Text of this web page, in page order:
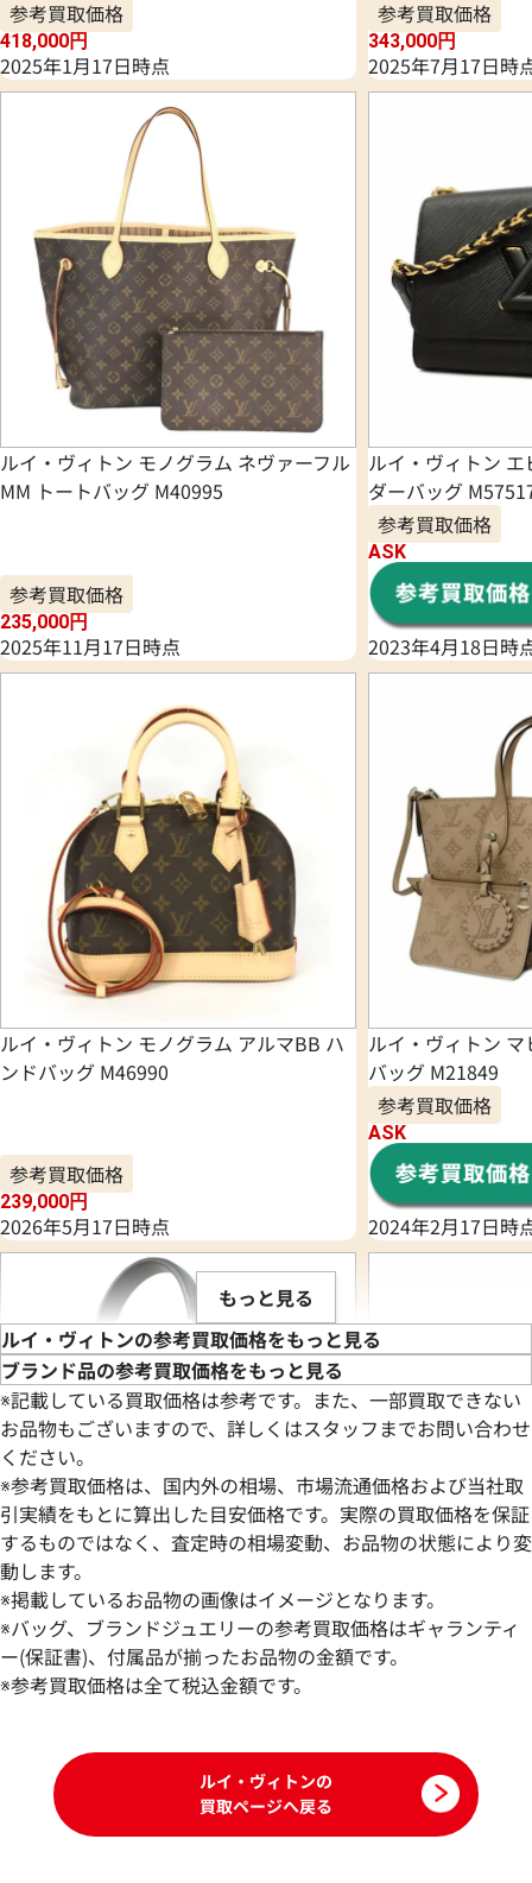
参考買取価格
418,000円
2025年1月17日時点
参考買取価格
343,000円
2025年7月17日時
ルイ・ヴィトン モノグラム ネヴァーフル
MM トートバッグ M40995
参考買取価格
235,000円
2025年11月17日時点
ルイ・ヴィトン
ダーバッグ
参考買取価格
ASK
2023年4月18日時
ルイ・ヴィトン モノグラム アルマBB ハ
ンドバッグ M46990
参考買取価格
239,000円
2026年5月17日時点
ルイ・ヴィトン
バッグ M21849
参考買取価格
ASK
2024年2月17日時
ルイ・ヴィトン モノグラムアンプラント
ネオノエBB ハンドバッグ M46734
2025年6月17日時点
ルイ・ヴィトン
リオメッセンジャ
2024年5月3日時点
もっと見る
ルイ・ヴィトンの参考買取価格をもっと見る
ブランド品の参考買取価格をもっと見る
※記載している買取価格は参考です。また、一部買取できない
お品物もございますので、詳しくはスタッフまでお問い合わせ
ください。
※参考買取価格は、国内外の相場、市場流通価格および当社取
引実績をもとに算出した目安価格です。実際の買取価格を保証
するものではなく、査定時の相場変動、お品物の状態により変
動します。
※掲載しているお品物の画像はイメージとなります。
※バッグ、ブランドジュエリーの参考買取価格はギャランティ
ー(保証書)、付属品が揃ったお品物の金額です。
※参考買取価格は全て税込金額です。
ルイ・ヴィトンの
買取ページへ戻る